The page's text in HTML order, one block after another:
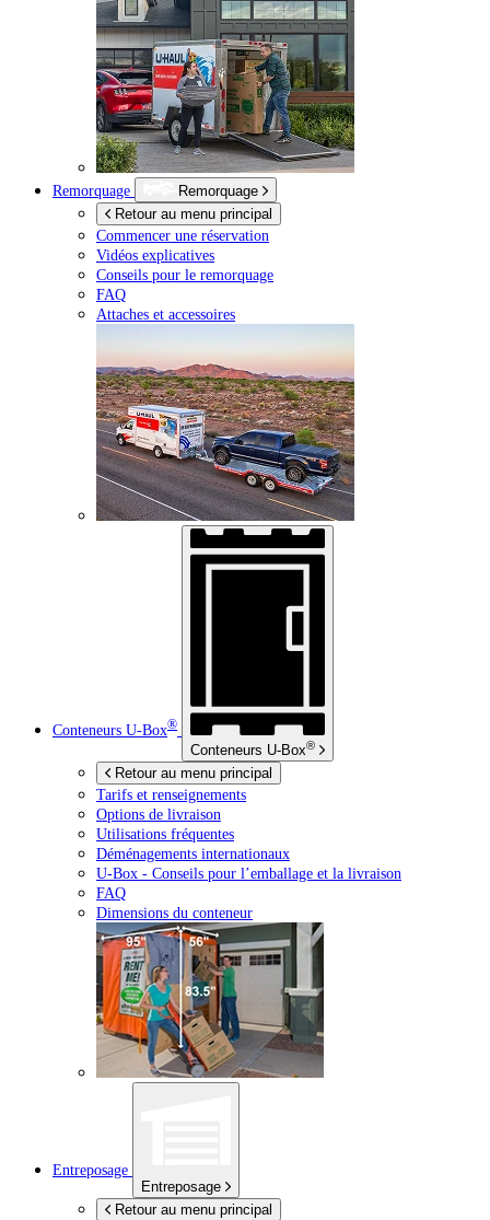
Remorquage
Remorquage
Retour au menu principal
Commencer une réservation
Vidéos explicatives
Conseils pour le remorquage
FAQ
Attaches et accessoires
Conteneurs U-Box®
Conteneurs U-Box®
Retour au menu principal
Tarifs et renseignements
Options de livraison
Utilisations fréquentes
Déménagements internationaux
U-Box - Conseils pour l’emballage et la livraison
FAQ
Dimensions du conteneur
Entreposage
Entreposage
Retour au menu principal